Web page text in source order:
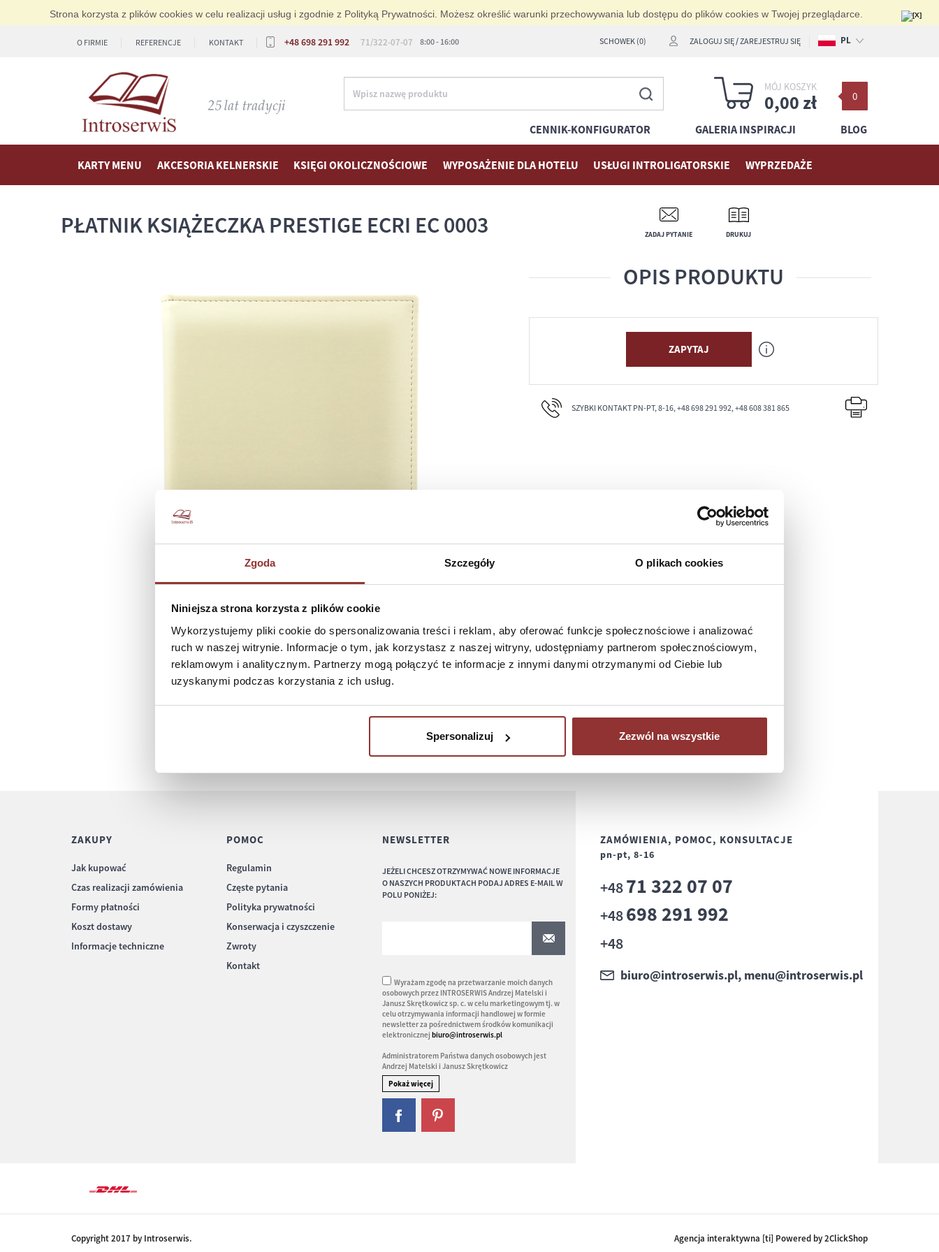
Zgoda Szczegóły O plikach cookies
Niniejsza strona korzysta z plików cookie
Wykorzystujemy pliki cookie do spersonalizowania treści i reklam, aby oferować funkcje społecznościowe i analizować
ruch w naszej witrynie. Informacje o tym, jak korzystasz z naszej witryny, udostępniamy partnerom społecznościowym,
reklamowym i analitycznym. Partnerzy mogą połączyć te informacje z innymi danymi otrzymanymi od Ciebie lub
uzyskanymi podczas korzystania z ich usług.
Spersonalizuj Zezwól na wszystkie
Strona korzysta z plików cookies w celu realizacji usług i zgodnie z Polityką Prywatności. Możesz określić warunki przechowywania lub dostępu do plików cookies w Twojej przeglądarce.
O FIRMIE REFERENCJE KONTAKT +48 698 291 992 71/322-07-07 8:00 - 16:00 SCHOWEK (0) ZALOGUJ SIĘ/ZAREJESTRUJ SIĘ PL
DE
CENNIK-KONFIGURATOR GALERIA INSPIRACJI BLOG
0
MÓJ KOSZYK
0,00 zł
KARTY MENU AKCESORIA KELNERSKIE KSIĘGI OKOLICZNOŚCIOWE WYPOSAŻENIE DLA HOTELU USŁUGI INTROLIGATORSKIE WYPRZEDAŻE
PŁATNIK KSIĄŻECZKA PRESTIGE ECRI EC 0003 ZADAJ PYTANIE DRUKUJ
OPIS PRODUKTU
ZAPYTAJ
SZYBKI KONTAKT PN-PT, 8-16, +48 698 291 992, +48 608 381 865
ZAKUPY
Jak kupować
Czas realizacji zamówienia
Formy płatności
Koszt dostawy
Informacje techniczne
POMOC
Regulamin
Częste pytania
Polityka prywatności
Konserwacja i czyszczenie
Zwroty
Kontakt
NEWSLETTER
JEŻELI CHCESZ OTRZYMYWAĆ NOWE INFORMACJE
O NASZYCH PRODUKTACH PODAJ ADRES E-MAIL W
POLU PONIŻEJ:
Wyrażam zgodę na przetwarzanie moich danych
osobowych przez INTROSERWIS Andrzej Matelski i
Janusz Skrętkowicz sp. c. w celu marketingowym tj. w
celu otrzymywania informacji handlowej w formie
newsletter za pośrednictwem środków komunikacji
elektronicznej biuro@introserwis.pl
Administratorem Państwa danych osobowych jest
Andrzej Matelski i Janusz Skrętkowicz
ZAMÓWIENIA, POMOC, KONSULTACJE
pn-pt, 8-16
+4871 322 07 07
+48698 291 992
+48
biuro@introserwis.pl, menu@introserwis.pl
Copyright 2017 by Introserwis. Agencja interaktywna [ti] Powered by 2ClickShop